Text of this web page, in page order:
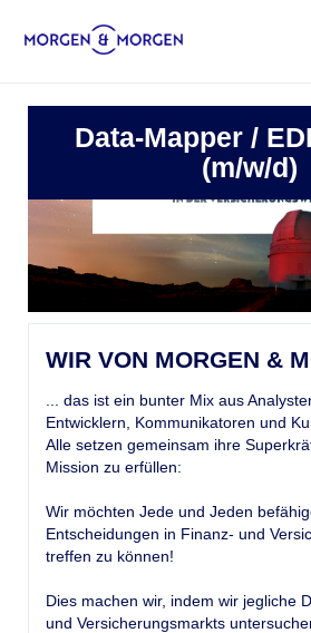
Data-Mapper /
(m/w/d)
WIR VON MORGEN &
... das ist ein bunter Mix aus
Entwicklern, Kommunikatoren und
Alle setzen gemeinsam ihre
Mission zu erfüllen:
Wir möchten Jede und Jeden
Entscheidungen in Finanz- und
treffen zu können!
Dies machen wir, indem wir jegliche
und Versicherungsmarkts